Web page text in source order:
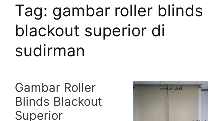
Tag: gambar roller blinds
blackout superior di
sudirman
Gambar Roller
Blinds Blackout
Superior